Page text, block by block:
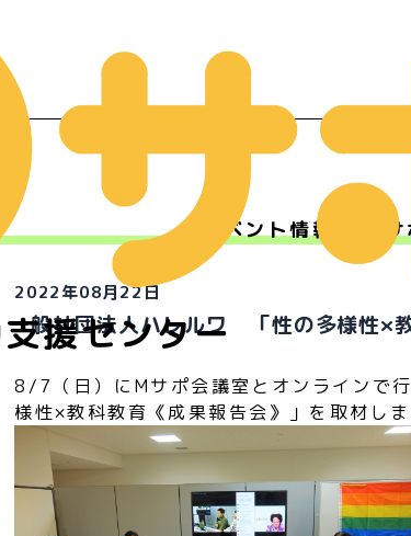
援センター
イベント情報 - Ｍ
2022年08月22日
一般社団法人ハレルワ 「性の多様性×
8/7（日）にMサポ会議室とオンラインで
様性×教科教育《成果報告会》」を取材しま